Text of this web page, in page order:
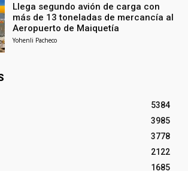
Llega segundo avión de carga con
más de 13 toneladas de mercancía al
Aeropuerto de Maiquetía
Yohenli Pacheco
5384
3985
3778
2122
1685